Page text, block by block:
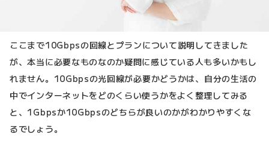
ここまで10Gbpsの回線とプランについて説明してきました
が、本当に必要なものなのか疑問に感じている人も多いかもし
れません。10Gbpsの光回線が必要かどうかは、自分の生活の
中でインターネットをどのくらい使うかをよく整理してみる
と、1Gbpsか10Gbpsのどちらが良いのかがわかりやすくな
るでしょう。